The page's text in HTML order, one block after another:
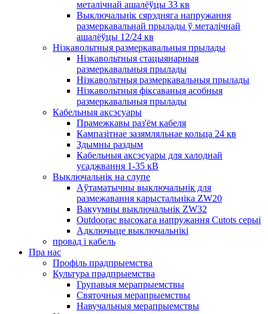
металічнай ашалёўцы 33 кв
Выключальнік сярэдняга напружання
размеркавальнай прылады ў металічнай
ашалёўцы 12/24 кв
Нізкавольтныя размеркавальныя прылады
Нізкавольтныя стацыянарныя
размеркавальныя прылады
Нізкавольтныя размеркавальныя прылады
Нізкавольтныя фіксаваныя асобныя
размеркавальныя прылады
Кабельныя аксэсуары
Прамежкавы раз'ём кабеля
Кампазітнае зазямляльнае кольца 24 кв
Здымны раздым
Кабельныя аксэсуары для халоднай
усаджвання 1-35 кВ
Выключальнік на слупе
Аўтаматычны выключальнік для
размежавання карыстальніка ZW20
Вакуумны выключальнік ZW32
Outdoorac высокага напружання Cutots серыі
Адключыце выключальнікі
провад і кабель
Пра нас
Профіль прадпрыемства
Культура прадпрыемства
Групавыя мерапрыемствы
Святочныя мерапрыемствы
Навучальныя мерапрыемствы